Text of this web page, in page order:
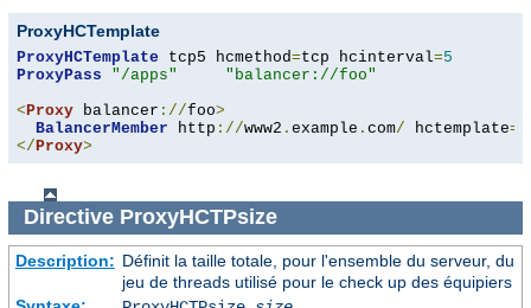
ProxyHCTemplate
ProxyHCTemplate tcp5 hcmethod=tcp hcinterval=5
ProxyPass
"/apps"
"balancer://foo"
<Proxy balancer ://foo>
BalancerMember http ://www2 . example . com/ hctemplate=
</Proxy>
Directive ProxyHCTPsize
Description: Définit la taille totale, pour l'ensemble du serveur, du
jeu de threads utilisé pour le check up des équipiers